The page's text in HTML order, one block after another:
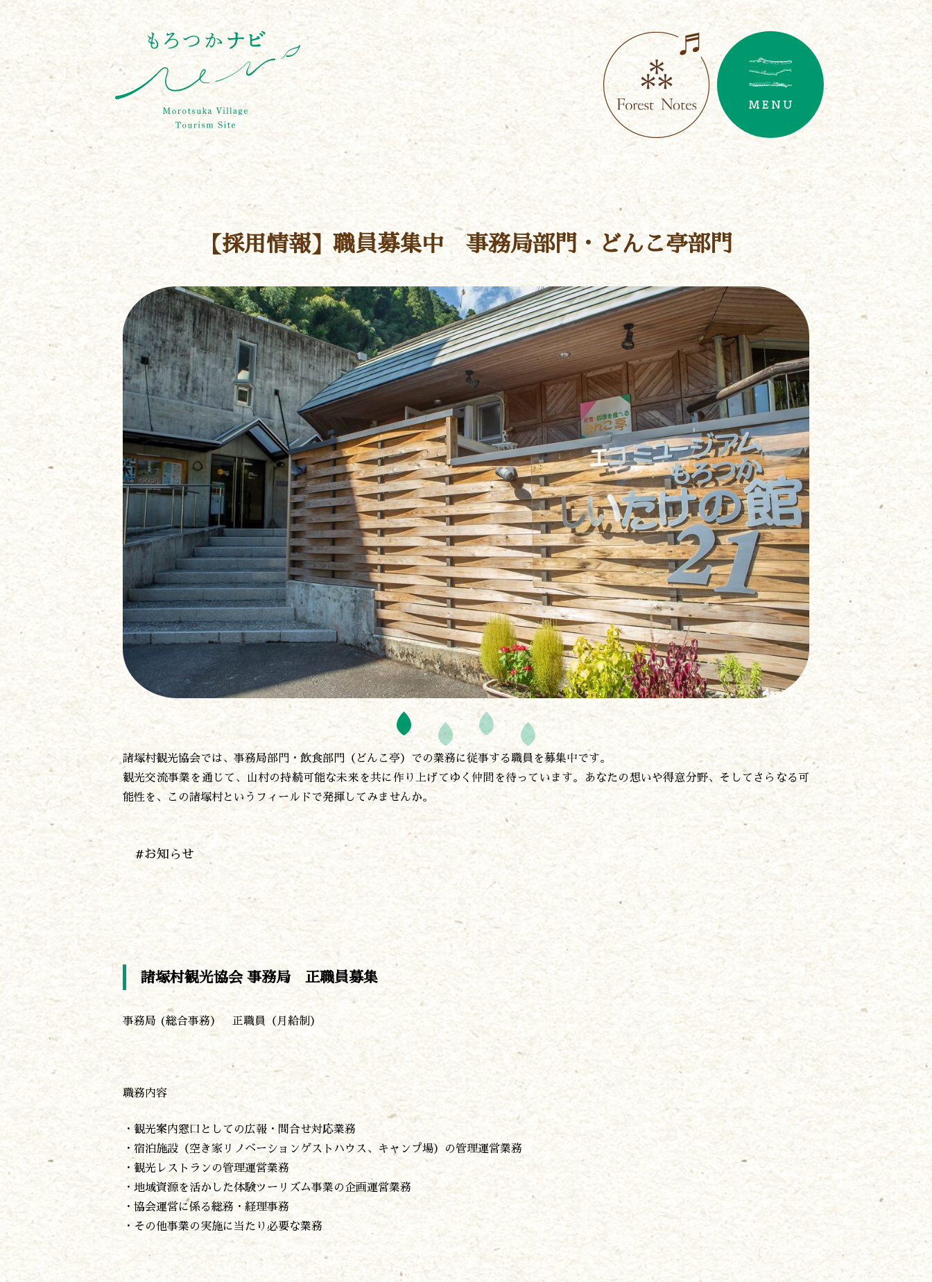
【採用情報】職員募集中 事務局部門・どんこ亭部門
諸塚村観光協会では、事務局部門・飲食部門（どんこ亭）での業務に従事する職員を募集中です。
観光交流事業を通じて、山村の持続可能な未来を共に作り上げてゆく仲間を待っています。あなたの想いや得意分野、そしてさらなる可
能性を、この諸塚村というフィールドで発揮してみませんか。
#お知らせ
諸塚村観光協会 事務局 正職員募集
事務局 (総合事務） 正職員（月給制）
職務内容
・観光案内窓口としての広報・問合せ対応業務
・宿泊施設（空き家リノベーションゲストハウス、キャンプ場）の管理運営業務
・観光レストランの管理運営業務
・地域資源を活かした体験ツーリズム事業の企画運営業務
・協会運営に係る総務・経理事務
・その他事業の実施に当たり必要な業務
食べる
紅葉情報
お問い合わせ
プライバシーポリシー
宮崎県東臼杵郡諸塚村家代3068しいたけの館21内
TEL:0982-65-0178